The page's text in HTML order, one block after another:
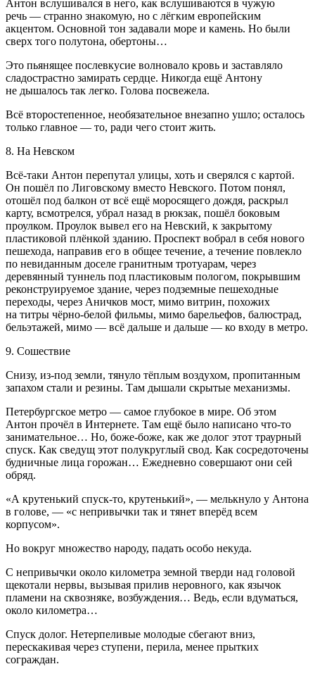
Антон вслушивался в него, как вслушиваются в чужую
речь — странно знакомую, но с лёгким европейским
акцентом. Основной тон задавали море и камень. Но были
сверх того полутона, обертоны…
Это пьянящее послевкусие волновало кровь и заставляло
сладострастно замирать сердце. Никогда ещё Антону
не дышалось так легко. Голова посвежела.
Всё второстепенное, необязательное внезапно ушло; осталось
только главное — то, ради чего стоит жить.
8. На Невском
Всё-таки Антон перепутал улицы, хоть и сверялся с картой.
Он пошёл по Лиговскому вместо Невского. Потом понял,
отошёл под балкон от всё ещё моросящего дождя, раскрыл
карту, всмотрелся, убрал назад в рюкзак, пошёл боковым
проулком. Проулок вывел его на Невский, к закрытому
пластиковой плёнкой зданию. Проспект вобрал в себя нового
пешехода, направив его в общее течение, а течение повлекло
по невиданным доселе гранитным тротуарам, через
деревянный туннель под пластиковым пологом, покрывшим
реконструируемое здание, через подземные пешеходные
переходы, через Аничков мост, мимо витрин, похожих
на титры чёрно-белой фильмы, мимо барельефов, балюстрад,
бельэтажей, мимо — всё дальше и дальше — ко входу в метро.
9. Сошествие
Снизу, из-под земли, тянуло тёплым воздухом, пропитанным
запахом стали и резины. Там дышали скрытые механизмы.
Петербургское метро — самое глубокое в мире. Об этом
Антон прочёл в Интернете. Там ещё было написано что-то
занимательное… Но, боже-боже, как же долог этот траурный
спуск. Как сведущ этот полукруглый свод. Как сосредоточены
будничные лица горожан… Ежедневно совершают они сей
обряд.
«А крутенький спуск-то, крутенький», — мелькнуло у Антона
в голове, — «с непривычки так и тянет вперёд всем
корпусом».
Но вокруг множество народу, падать особо некуда.
С непривычки около километра земной тверди над головой
щекотали нервы, вызывая прилив неровного, как язычок
пламени на сквозняке, возбуждения… Ведь, если вдуматься,
около километра…
Спуск долог. Нетерпеливые молодые сбегают вниз,
перескакивая через ступени, перила, менее прытких
сограждан.